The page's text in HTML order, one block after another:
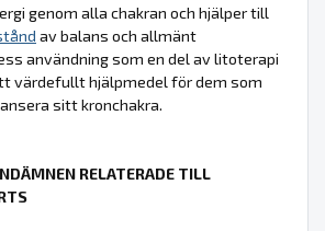
genom alla chakran och hjälper till
av balans och allmänt
användning som en del av litoterapi
värdefullt hjälpmedel för dem som
sitt kronchakra.
RELATERADE TILL